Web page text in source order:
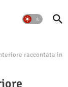
raccontata in